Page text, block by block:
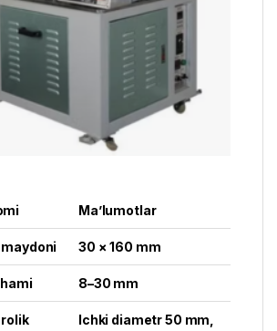
Ma’lumotlar
30 × 160 mm
8–30 mm
Ichki diametr 50 mm,